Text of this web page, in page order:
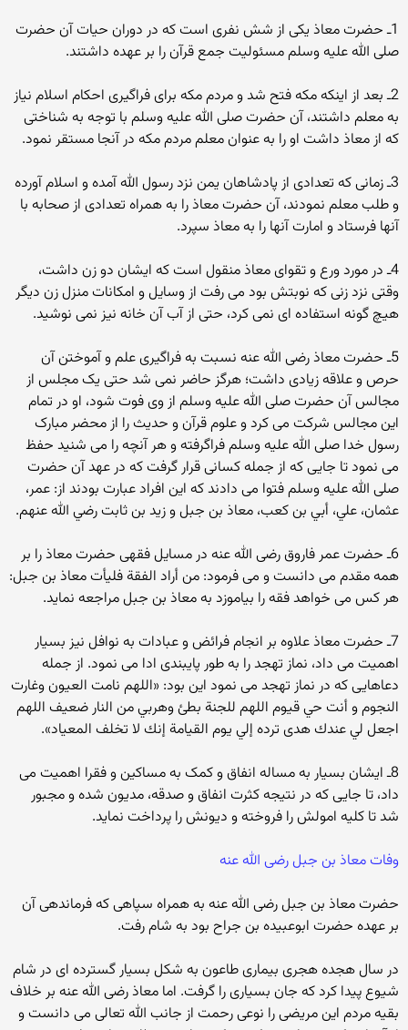
1ـ حضرت معاذ یکی از شش نفری است که در دوران حیات آن حضرت
صلی الله علیه وسلم مسئولیت جمع قرآن را بر عهده داشتند.
2ـ بعد از اینکه مکه فتح شد و مردم مکه برای فراگیری احکام اسلام نیاز
به معلم داشتند، آن حضرت صلی الله علیه وسلم با توجه به شناختی
که از معاذ داشت او را به عنوان معلم مردم مکه در آنجا مستقر نمود.
3ـ زمانی که تعدادی از پادشاهان یمن نزد رسول الله آمده و اسلام آورده
و طلب معلم نمودند، آن حضرت معاذ را به همراه تعدادی از صحابه با
آنها فرستاد و امارت آنها را به معاذ سپرد.
4ـ در مورد ورع و تقوای معاذ منقول است که ایشان دو زن داشت،
وقتی نزد زنی که نوبتش بود می رفت از وسایل و امکانات منزل زن دیگر
هیچ گونه استفاده ای نمی کرد، حتی از آب آن خانه نیز نمی نوشید.
5ـ حضرت معاذ رضی الله عنه نسبت به فراگیری علم و آموختن آن
حرص و علاقه زیادی داشت؛ هرگز حاضر نمی شد حتی یک مجلس از
مجالس آن حضرت صلی الله علیه وسلم از وی فوت شود، او در تمام
این مجالس شرکت می کرد و علوم قرآن و حدیث را از محضر مبارک
رسول خدا صلی الله علیه وسلم فراگرفته و هر آنچه را می شنید حفظ
می نمود تا جایی که از جمله کسانی قرار گرفت که در عهد آن حضرت
صلی الله علیه وسلم فتوا می دادند که این افراد عبارت بودند از: عمر،
عثمان، علي، أبي بن كعب، معاذ بن جبل و زيد بن ثابت رضي الله عنهم.
6ـ حضرت عمر فاروق رضی الله عنه در مسایل فقهی حضرت معاذ را بر
همه مقدم می دانست و می فرمود: من أراد الفقة فليأت معاذ بن جبل:
هر کس می خواهد فقه را بیاموزد به معاذ بن جبل مراجعه نماید.
7ـ حضرت معاذ علاوه بر انجام فرائض و عبادات به نوافل نیز بسیار
اهمیت می داد، نماز تهجد را به طور پایبندی ادا می نمود. از جمله
دعاهایی که در نماز تهجد می نمود این بود: «اللهم نامت العيون وغارت
النجوم و أنت حي قيوم اللهم للجنة بطئ وهربي من النار ضعيف اللهم
اجعل لي عندك هدى ترده إلي يوم القيامة إنك لا تخلف المعياد».
8ـ ایشان بسیار به مساله انفاق و کمک به مساکین و فقرا اهمیت می
داد، تا جایی که در نتیجه کثرت انفاق و صدقه، مدیون شده و مجبور
شد تا کلیه امولش را فروخته و دیونش را پرداخت نماید.
وفات معاذ بن جبل رضی الله عنه
حضرت معاذ بن جبل رضی الله عنه به همراه سپاهی که فرماندهی آن
بر عهده حضرت ابوعبیده بن جراح بود به شام رفت.
در سال هجده هجری بیماری طاعون به شکل بسیار گسترده ای در شام
شیوع پیدا کرد که جان بسیاری را گرفت. اما معاذ رضی الله عنه بر خلاف
بقیه مردم این مریضی را نوعی رحمت از جانب الله تعالی می دانست و